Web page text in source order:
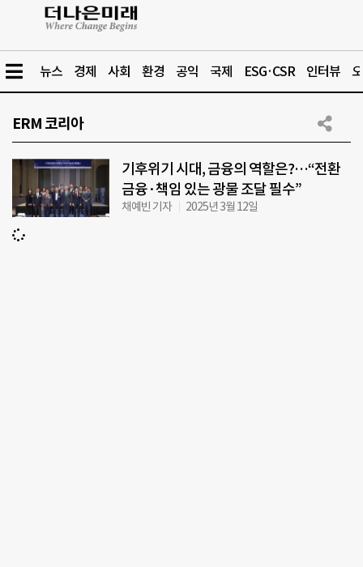
뉴스 경제 사회 환경 공익 국제 ESG·CSR 인터뷰
ERM 코리아
기후위기 시대, 금융의 역할은?…“전환
금융·책임 있는 광물 조달 필수”
채예빈 기자 2025년 3월 12일